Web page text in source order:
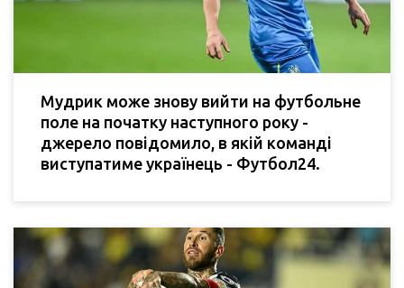
Мудрик може знову вийти на футбольне
поле на початку наступного року -
джерело повідомило, в якій команді
виступатиме українець - Футбол24.